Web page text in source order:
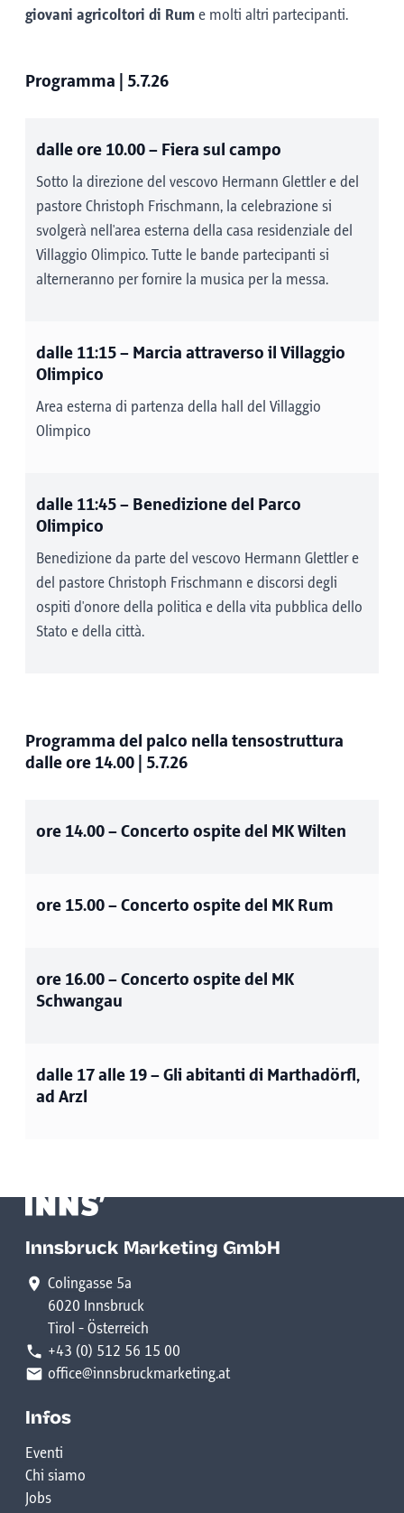
giovani agricoltori di Rum e molti altri partecipanti.
Programma | 5.7.26
dalle ore 10.00– Fiera sul campo
Sotto la direzione del vescovo Hermann Glettler e del
pastore Christoph Frischmann, la celebrazione si
svolgerà nell'area esterna della casa residenziale del
Villaggio Olimpico. Tutte le bande partecipanti si
alterneranno per fornire la musica per la messa.
dalle 11:15– Marcia attraverso il Villaggio
Olimpico
Area esterna di partenza della hall del Villaggio
Olimpico
dalle 11:45– Benedizione del Parco
Olimpico
Benedizione da parte del vescovo Hermann Glettler e
del pastore Christoph Frischmann e discorsi degli
ospiti d'onore della politica e della vita pubblica dello
Stato e della città.
Programma del palco nella tensostruttura
dalle ore 14.00 | 5.7.26
ore 14.00– Concerto ospite del MK Wilten
ore 15.00– Concerto ospite del MK Rum
ore 16.00– Concerto ospite del MK
Schwangau
dalle 17 alle 19– Gli abitanti di Marthadörfl,
ad Arzl
Innsbruck Marketing GmbH
Colingasse 5a
6020 Innsbruck
Tirol - Österreich
+43 (0) 512 56 15 00
office@innsbruckmarketing.at
Infos
Eventi
Chi siamo
Jobs